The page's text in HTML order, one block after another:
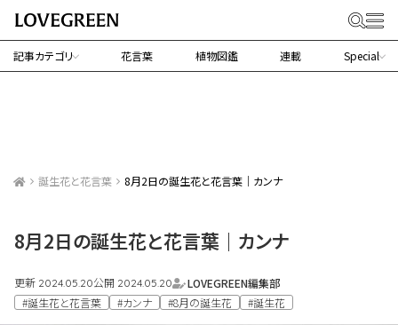
記事カテゴリ 花言葉 植物図鑑 連載 Special
誕生花と花言葉 8月2日の誕生花と花言葉｜カンナ
8月2日の誕生花と花言葉｜カンナ
更新 2024.05.20公開 2024.05.20
LOVEGREEN編集部
#誕生花と花言葉
#カンナ #8月の誕生花 #誕生花